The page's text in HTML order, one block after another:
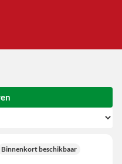
Binnenkort beschikbaar